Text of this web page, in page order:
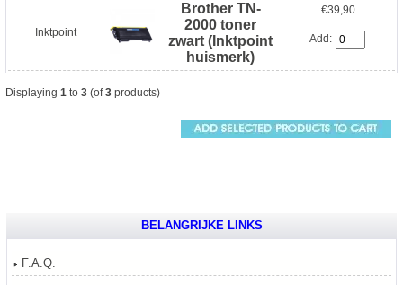
Inktpoint
Brother TN-
2000 toner
zwart (Inktpoint
huismerk)
€39,90
Add:
Displaying 1 to 3 (of3 products)
BELANGRIJKE LINKS
F.A.Q.